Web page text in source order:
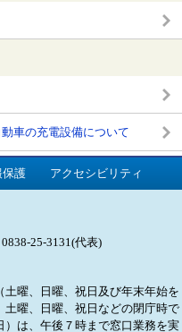
車の充電設備について
保護 アクセシビリティ
0838-25-3131(代表)
曜、日曜、祝日及び年末年始を
曜、日曜、祝日などの閉庁時で
は、午後７時まで窓口業務を実